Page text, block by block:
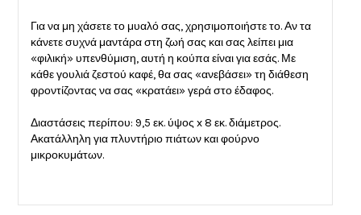
Για να μη χάσετε το μυαλό σας, χρησιμοποιήστε το. Αν τα
κάνετε συχνά μαντάρα στη ζωή σας και σας λείπει μια
«φιλική» υπενθύμιση, αυτή η κούπα είναι για εσάς. Με
κάθε γουλιά ζεστού καφέ, θα σας «ανεβάσει» τη διάθεση
φροντίζοντας να σας «κρατάει» γερά στο έδαφος.
Διαστάσεις περίπου: 9,5 εκ. ύψος x 8 εκ. διάμετρος.
Ακατάλληλη για πλυντήριο πιάτων και φούρνο
μικροκυμάτων.